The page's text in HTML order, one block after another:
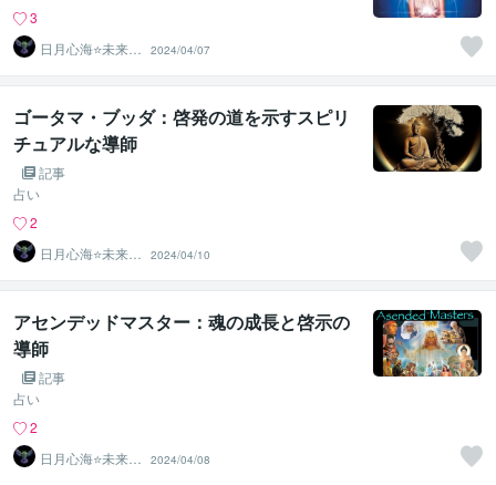
3
日月心海⭐未来灯
火
2024/04/07
ゴータマ・ブッダ：啓発の道を示すスピリ
チュアルな導師
記事
占い
2
日月心海⭐未来灯
火
2024/04/10
アセンデッドマスター：魂の成長と啓示の
導師
記事
占い
2
日月心海⭐未来灯
火
2024/04/08